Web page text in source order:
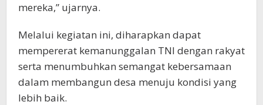
mereka,” ujarnya.
Melalui kegiatan ini, diharapkan dapat
mempererat kemanunggalan TNI dengan rakyat
serta menumbuhkan semangat kebersamaan
dalam membangun desa menuju kondisi yang
lebih baik.